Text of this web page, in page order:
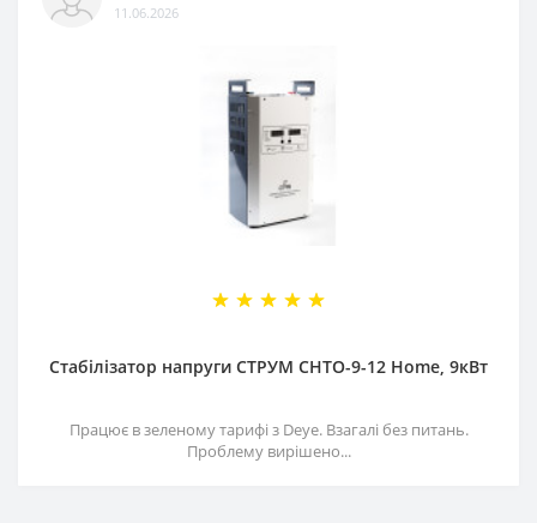
11.06.2026
Стабілізатор напруги СТРУМ СНТО-9-12 Home, 9кВт
Працює в зеленому тарифі з Deye. Взагалі без питань.
Проблему вирішено...